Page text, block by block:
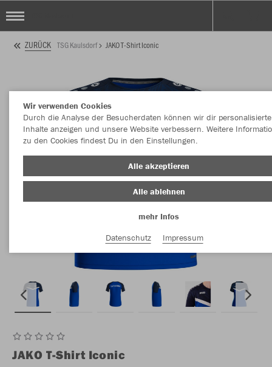
ZURÜCK TSG Kaulsdorf JAKO T-Shirt Iconic
JAKO T-Shirt Iconic
Wir verwenden Cookies
Durch die Analyse der Besucherdaten können wir dir personalisierte
Inhalte anzeigen und unsere Website verbessern. Weitere
zu den Cookies findest Du in den Einstellungen.
Alle akzeptieren
Alle ablehnen
mehr Infos
Datenschutz
Impressum